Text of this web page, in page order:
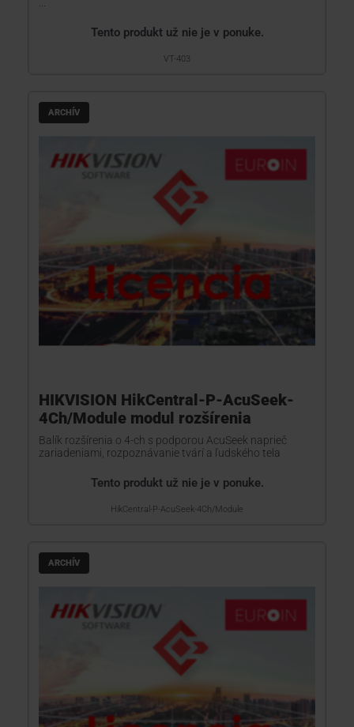
Tento produkt už nie je v ponuke.
VT-403
ARCHÍV
HIKVISION HikCentral-P-AcuSeek-
4Ch/Module modul rozšírenia
Balík rozšírenia o 4-ch s podporou AcuSeek naprieč
zariadeniami, rozpoznávanie tvárí a ľudského tela
Tento produkt už nie je v ponuke.
HikCentral-P-AcuSeek-4Ch/Module
ARCHÍV